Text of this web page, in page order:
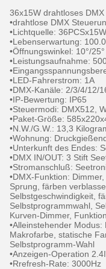
36x15W drahtloses
•drahtlose DMX
•Lichtquelle:
•Lebenserwartung:
•Öffnungswinkel: 10°/
•Leistungsaufnahme:
•LED-Fahrerstrom: 1A
•DMX-Kanäle: 2/3/4/12/
•IP-Bewertung: IP65
•Steuermodi: DMX512,
•Paket-Größe:
•N.W./G.W.: 13,3
•Wohnung:
•Unterkunft des Endes:
•DMX IN/OUT: 3 Stift
•Stromanschluß:
•DMX-Funktion:
Sprung, färben
Selbstgeschwindigkeit,
Selbstprogrammwahl,
Kurven-Dimmer,
•Alleinstehender Modus:
Makrofarbe, statische
Selbstprogramm-Wahl
•Anzeigen-Operation
•Rrefresh-Rate: 3000Hz